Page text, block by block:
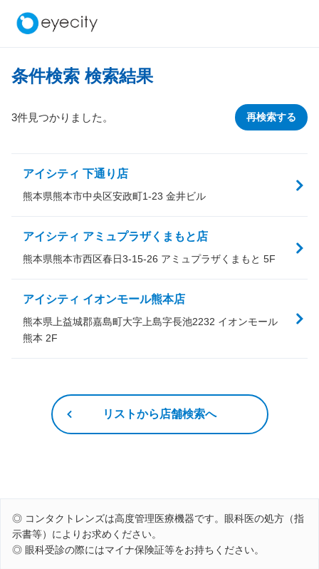
条件検索 検索結果
再検索する
3件見つかりました。
アイシティ 下通り店
熊本県熊本市中央区安政町1-23 金井ビル
アイシティ アミュプラザくまもと店
熊本県熊本市西区春日3-15-26 アミュプラザくまもと 5F
アイシティ イオンモール熊本店
熊本県上益城郡嘉島町大字上島字長池2232 イオンモール
熊本 2F
リストから店舗検索へ
◎ コンタクトレンズは高度管理医療機器です。眼科医の処方（指
示書等）によりお求めください。
◎ 眼科受診の際にはマイナ保険証等をお持ちください。